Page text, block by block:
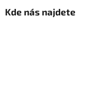
Kde nás najdete